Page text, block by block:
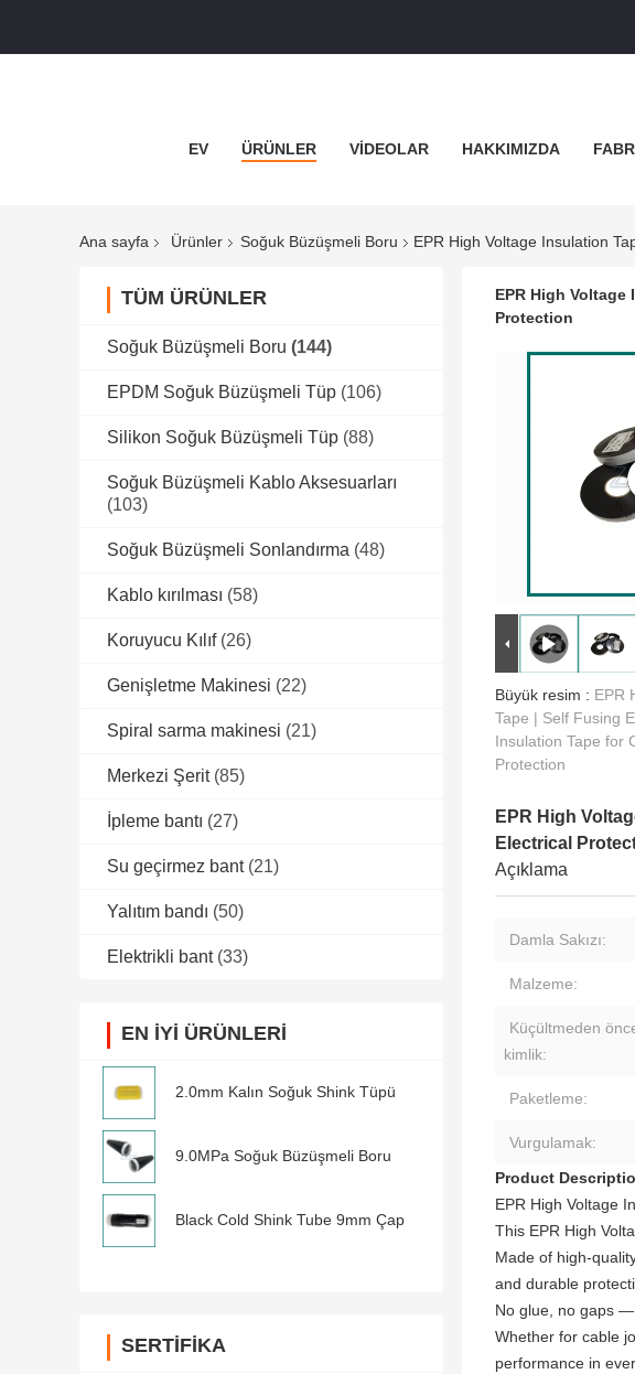
EV ÜRÜNLER VIDEOLAR HAKKIMIZDA
Ana sayfa Ürünler Soğuk Büzüşmeli Boru EPR High Voltage Insulation
TÜM ÜRÜNLER
Soğuk Büzüşmeli Boru (144)
EPDM Soğuk Büzüşmeli Tüp (106)
Silikon Soğuk Büzüşmeli Tüp (88)
Soğuk Büzüşmeli Kablo Aksesuarları
(103)
Soğuk Büzüşmeli Sonlandırma (48)
Kablo kırılması (58)
Koruyucu Kılıf (26)
Genişletme Makinesi (22)
Spiral sarma makinesi (21)
Merkezi Şerit (85)
İpleme bantı (27)
Su geçirmez bant (21)
Yalıtım bandı (50)
Elektrikli bant (33)
EN IYI ÜRÜNLERI
2.0mm Kalın Soğuk Shink Tüpü
9.0MPa Soğuk Büzüşmeli Boru
Black Cold Shink Tube 9mm Çap
SERTIFIKA
EPR High
Protection
Büyük resim : EPR
Tape | Self Fusing
Insulation Tape for
Protection
EPR High
Electrical
Açıklama
Damla Sakızı:
Malzeme:
Küçültmeden
kimlik:
Paketleme:
Vurgulamak:
Product
EPR High Voltage
This EPR High
Made of high-
and durable
No glue, no gaps
Whether for cable
performance in